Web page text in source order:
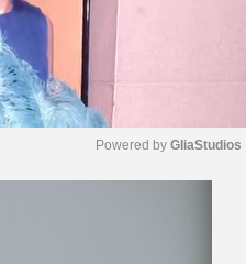
Powered by GliaStudios